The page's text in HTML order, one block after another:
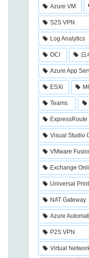
Azure VM
S2S VPN
Log Analytics
OCI 日
Azure App
ESXi
Teams
ExpressRoute
Visual Studio
VMware
Exchange
Universal Print
NAT Gateway
Azure
P2S VPN
Virtual